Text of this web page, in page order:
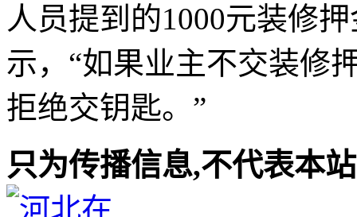
人员提到的1000元装修
示，“如果业主不交装修
拒绝交钥匙。”
只为传播信息,不代表本